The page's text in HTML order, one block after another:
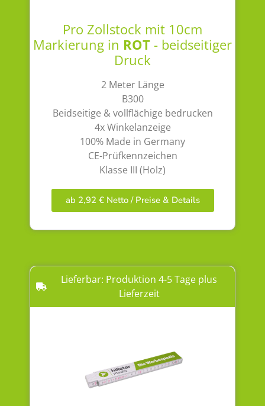
Pro Zollstock mit 10cm
Markierung in ROT- beidseitiger
Druck
2 Meter Länge
B300
Beidseitige & vollflächige bedrucken
4x Winkelanzeige
100% Made in Germany
CE-Prüfkennzeichen
Klasse III (Holz)
ab 2,92 € Netto / Preise & Details
Lieferbar: Produktion 4-5 Tage plus
Lieferzeit